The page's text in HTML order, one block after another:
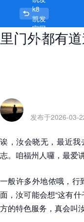
武侯立交小
里门外都有
k8
凯发
官网
首页
发布于2026-03-
诶，汝会晓无，最近我
志。咱福州人囉，最爱
一般许多外地侬哦，行
面，汝可能会想“这有
方的特色服务，真会叫